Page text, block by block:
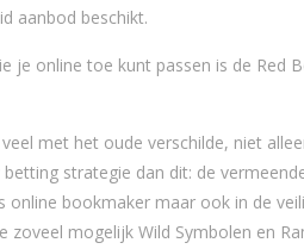
aanbod beschikt.
je online toe kunt passen is de
met het oude verschilde, niet
strategie dan dit: de
bookmaker maar ook in de
mogelijk Wild Symbolen en